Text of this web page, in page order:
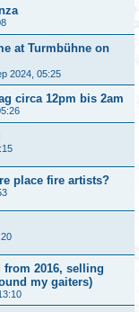
at Turmbühne on
2024, 05:25
circa 12pm bis 2am
place fire artists?
2016, selling
my gaiters)